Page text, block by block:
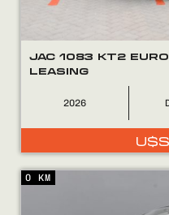
JAC 1083 KT2
LEASING
2026
U$S
0 KM